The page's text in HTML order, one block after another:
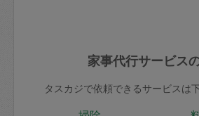
家事代行サービス
タスカジで依頼できるサービスは